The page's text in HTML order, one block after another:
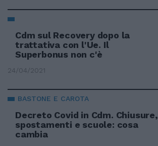
Cdm sul Recovery dopo la
trattativa con l'Ue. Il
Superbonus non c'è
24/04/2021
BASTONE E CAROTA
Decreto Covid in Cdm. Chiusure,
spostamenti e scuole: cosa
cambia